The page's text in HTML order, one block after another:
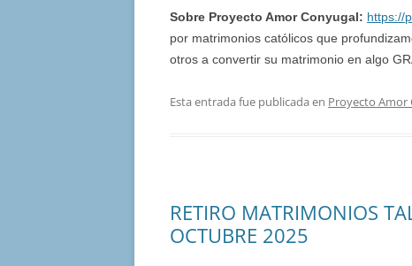
Sobre Proyecto Amor Conyugal: https://
por matrimonios católicos que
otros a convertir su matrimonio en algo
Esta entrada fue publicada en Proyecto Amor
RETIRO MATRIMONIOS
OCTUBRE 2025